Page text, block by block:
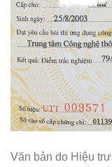
Văn bản do Hiệu